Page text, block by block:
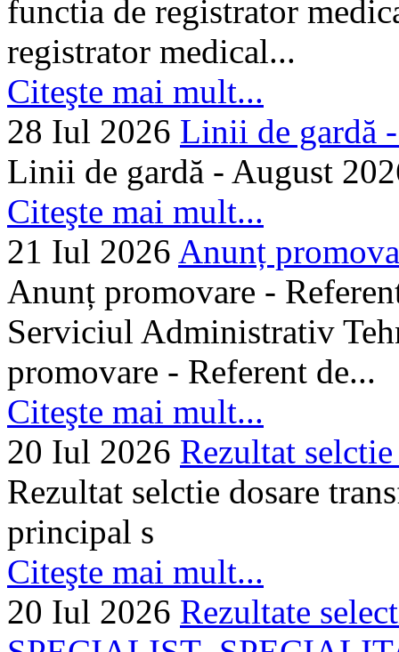
functia de registrator
registrator medical...
Citeşte mai mult...
28 Iul 2026 Linii de gardă
Linii de gardă - August
Citeşte mai mult...
21 Iul 2026 Anunț
Anunț promovare -
Serviciul Administrativ
promovare - Referent de...
Citeşte mai mult...
20 Iul 2026 Rezultat
Rezultat selctie dosare
principal s
Citeşte mai mult...
20 Iul 2026 Rezultate